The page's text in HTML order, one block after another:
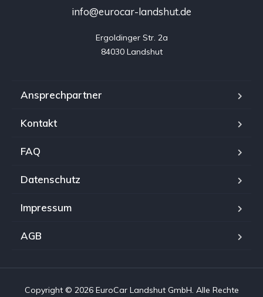
info@eurocar-landshut.de
Ergoldinger Str. 2a
84030 Landshut
Ansprechpartner
Kontakt
FAQ
Datenschutz
Impressum
AGB
Copyright © 2026 EuroCar Landshut GmbH. Alle Rechte